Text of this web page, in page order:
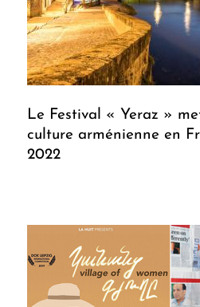
Le Festival « Yeraz »
culture arménienne en
2022